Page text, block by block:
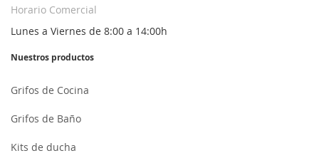
Horario Comercial
Lunes a Viernes de 8:00 a 14:00h
Nuestros productos
Grifos de Cocina
Grifos de Baño
Kits de ducha